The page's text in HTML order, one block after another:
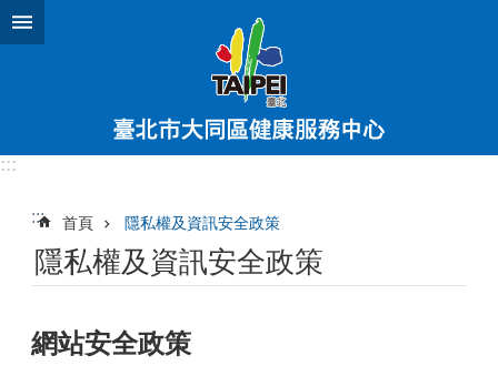
跳到主要內容區塊
:::
::: 首頁 隱私權及資訊安全政策
隱私權及資訊安全政策
網站安全政策